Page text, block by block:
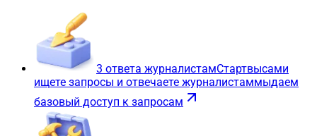
3 ответа журналистамСтартвысами
ищете запросы и отвечаете журналистаммыдаем
базовый доступ к запросам